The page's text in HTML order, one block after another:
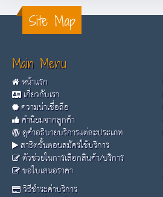
Site Map
Main Menu
หน้าแรก
เกี่ยวกับเรา
ความน่าเชื่อถือ
คำนิยมจากลูกค้า
ดูคำอธิบายบริการแต่ละประเภท
สาธิตขั้นตอนสมัครใช้บริการ
ตัวช่วยในการเลือกสินค้า/บริการ
ขอใบเสนอราคา
วิธีชำระค่าบริการ